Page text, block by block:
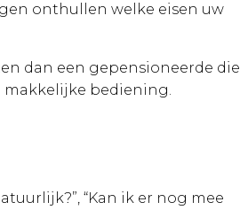
onthullen welke eisen uw
dan een gepensioneerde die
makkelijke bediening.
“Kan ik er nog mee